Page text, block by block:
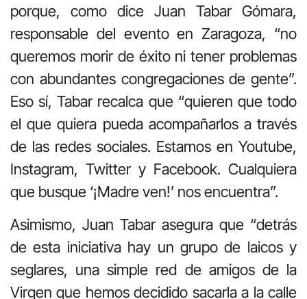
porque, como dice Juan Tabar Gómara,
responsable del evento en Zaragoza, “no
queremos morir de éxito ni tener problemas
con abundantes congregaciones de gente”.
Eso sí, Tabar recalca que “quieren que todo
el que quiera pueda acompañarlos a través
de las redes sociales. Estamos en Youtube,
Instagram, Twitter y Facebook. Cualquiera
que busque ‘¡Madre ven!’ nos encuentra”.
Asimismo, Juan Tabar asegura que “detrás
de esta iniciativa hay un grupo de laicos y
seglares, una simple red de amigos de la
Virgen que hemos decidido sacarla a la calle